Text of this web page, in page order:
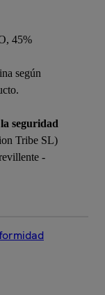
45%
según
seguridad
Tribe SL)
-